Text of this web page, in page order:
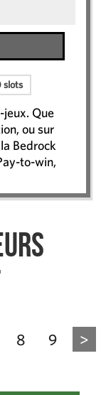
slots
Que
ou sur
Bedrock
to-win,
8 9 >